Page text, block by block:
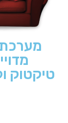
מערכת
טיקטוק